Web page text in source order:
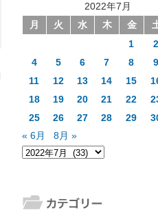
2022年7月
月
火 水 木 金
1
2
4
5 6 7 8 9
11
12 13 14 15
18
19 20 21 22
25
26 27 28 29
« 6月
8月 »